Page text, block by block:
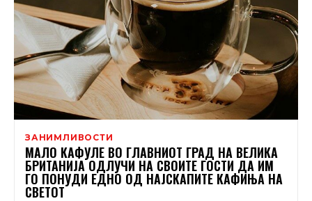
ЗАНИМЛИВОСТИ
МАЛО КАФУЛЕ ВО ГЛАВНИОТ ГРАД НА ВЕЛИКА
БРИТАНИЈА ОДЛУЧИ НА СВОИТЕ ГОСТИ ДА ИМ
ГО ПОНУДИ ЕДНО ОД НАЈСКАПИТЕ КАФИЊА НА
СВЕТОТ